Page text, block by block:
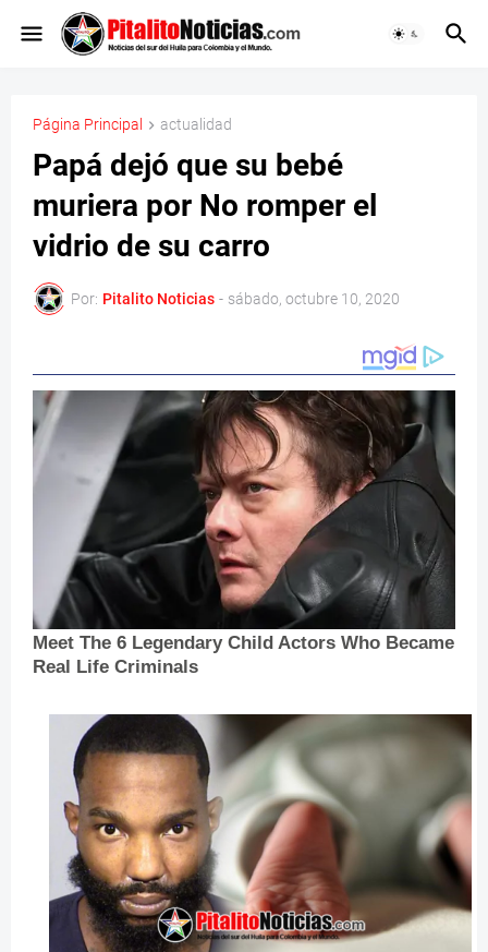
Página Principal actualidad
Papá dejó que su bebé
muriera por No romper el
vidrio de su carro
Por: Pitalito Noticias - sábado, octubre 10, 2020